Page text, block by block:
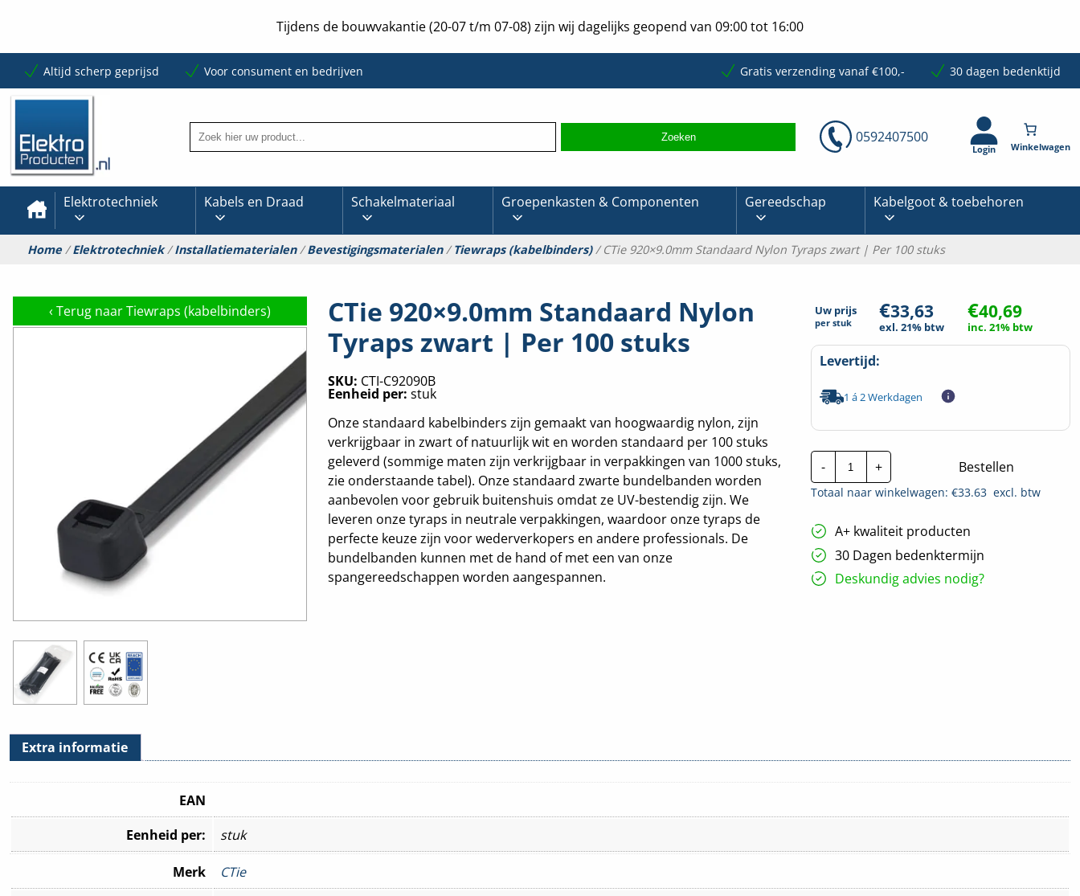
Tijdens de bouwvakantie (20-07 t/m 07-08) zijn wij dagelijks geopend van 09:00 tot 16:00
Altijd scherp geprijsd Voor consument en bedrijven Gratis verzending vanaf €100,- 30 dagen bedenktijd
0592407500
Login
Elektrotechniek Kabels en Draad Schakelmateriaal Groepenkasten & Componenten Gereedschap Kabelgoot & toebehoren
Home/Elektrotechniek/Installatiematerialen/Bevestigingsmaterialen/Tiewraps (kabelbinders)/ CTie 920×9.0mm Standaard Nylon Tyraps zwart | Per 100 stuks
‹ Terug naar Tiewraps (kabelbinders)
CTie 920×9.0mm Standaard Nylon
Tyraps zwart | Per 100 stuks
SKU: CTI-C92090B
Eenheid per: stuk
Onze standaard kabelbinders zijn gemaakt van hoogwaardig nylon, zijn
verkrijgbaar in zwart of natuurlijk wit en worden standaard per 100 stuks
geleverd (sommige maten zijn verkrijgbaar in verpakkingen van 1000 stuks,
zie onderstaande tabel). Onze standaard zwarte bundelbanden worden
aanbevolen voor gebruik buitenshuis omdat ze UV-bestendig zijn. We
leveren onze tyraps in neutrale verpakkingen, waardoor onze tyraps de
perfecte keuze zijn voor wederverkopers en andere professionals. De
bundelbanden kunnen met de hand of met een van onze
spangereedschappen worden aangespannen.
Uw prijs
per stuk €33,63
exl. 21% btw
€40,69
inc. 21% btw
Levertijd:
1 á 2 Werkdagen
-
CTie
920x9.0mm
Standaard
Nylon
zwart
|
Per
100
stuks
hoeveelheid
+ Bestellen
Totaal naar winkelwagen: €33.63excl. btw
A+ kwaliteit producten
30 Dagen bedenktermijn
Deskundig advies nodig?
Extra informatie
EAN
Eenheid per:
stuk
Merk
CTie